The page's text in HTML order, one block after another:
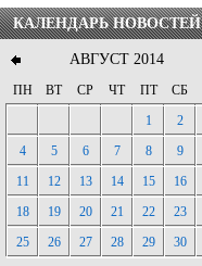
КАЛЕНДАРЬ НОВОСТЕЙ
АВГУСТ 2014
ПН ВТ СР ЧТ ПТ СБ
1
2
4
5 6 7 8 9
11
12 13 14 15 16
18
19 20 21 22 23
25
26 27 28 29 30